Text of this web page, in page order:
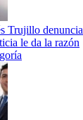
Trujillo
le da la razón